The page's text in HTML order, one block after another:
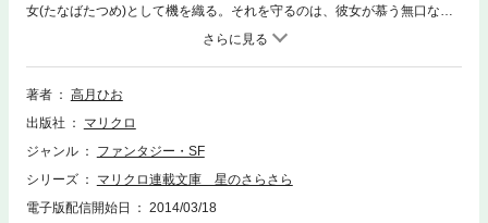
女(たなばたつめ)として機を織る。それを守るのは、彼女が慕う無口な幼
馴染の少年。祭りの七日間、少女はある賭けと祈りを胸に愛しい人を想い
ながら機を織る。目に見えないものを信仰するムラの人々。医者の一族の
少年は｢穢れた一族の者｣と後ろ指を差されているため、ムラの思想を心か
ら嫌悪していた。少女の一途な想いは少年の閉ざされた心を救うことはで
著者
高月ひお
出版社
マリクロ
ジャンル
ファンタジー・SF
シリーズ
マリクロ連載文庫 星のさらさら
電子版配信開始日
2014/03/18